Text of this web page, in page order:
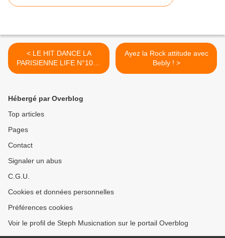
< LE HIT DANCE LA
PARISIENNE LIFE N°102 -
23 FEVRIER 2018
Ayez la Rock attitude avec
Bebly ! >
Hébergé par Overblog
Top articles
Pages
Contact
Signaler un abus
C.G.U.
Cookies et données personnelles
Préférences cookies
Voir le profil de Steph Musicnation sur le portail Overblog